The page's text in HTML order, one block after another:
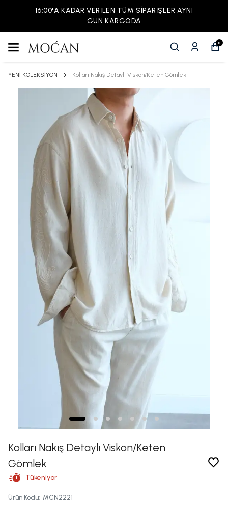
16:00'A KADAR VERİLEN TÜM SİPARİŞLER AYNI
GÜN KARGODA
0
YENİ KOLEKSİYON Kolları Nakış Detaylı Viskon/Keten Gömlek
Kolları Nakış Detaylı Viskon/Keten
Gömlek
Tükeniyor
Ürün Kodu: MCN2221